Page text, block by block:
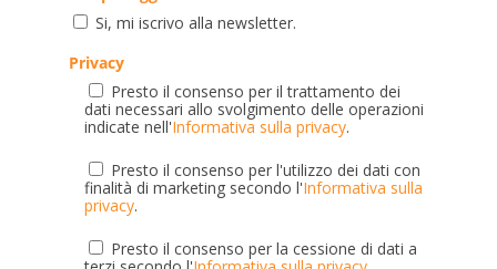
Si, mi iscrivo alla newsletter.
Privacy
Presto il consenso per il trattamento dei
dati necessari allo svolgimento delle operazioni
indicate nell'Informativa sulla privacy.
Presto il consenso per l'utilizzo dei dati con
finalità di marketing secondo l'Informativa sulla
privacy.
Presto il consenso per la cessione di dati a